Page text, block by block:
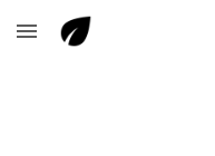
Skip to main content